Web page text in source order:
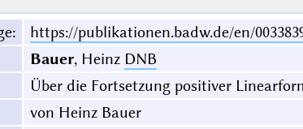
:
https://publikationen.badw.de/en/
Bauer, Heinz DNB
Über die Fortsetzung positiver
von Heinz Bauer